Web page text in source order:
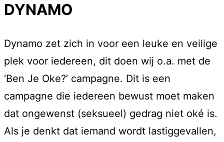
DYNAMO
Dynamo zet zich in voor een leuke en veilige
plek voor iedereen, dit doen wij o.a. met de
‘Ben Je Oke?’ campagne. Dit is een
campagne die iedereen bewust moet maken
dat ongewenst (seksueel) gedrag niet oké is.
Als je denkt dat iemand wordt lastiggevallen,